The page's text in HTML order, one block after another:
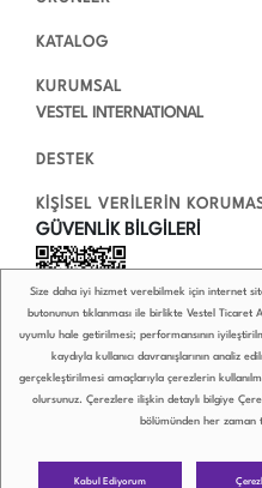
Size daha iyi hizmet verebilmek için internet
butonunun tıklanması ile birlikte Vestel Ticaret
uyumlu hale getirilmesi; performansının
kaydıyla kullanıcı davranışlarının analiz
gerçekleştirilmesi amaçlarıyla çerezlerin
olursunuz. Çerezlere ilişkin detaylı bilgiye
bölümünden her zaman
KATALOG
KURUMSAL
VESTEL INTERNATIONAL
DESTEK
KİŞİSEL VERİLERİN
GÜVENLİK BİLGİLERİ